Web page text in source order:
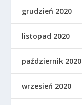
grudzień 2020
listopad 2020
październik 2020
wrzesień 2020